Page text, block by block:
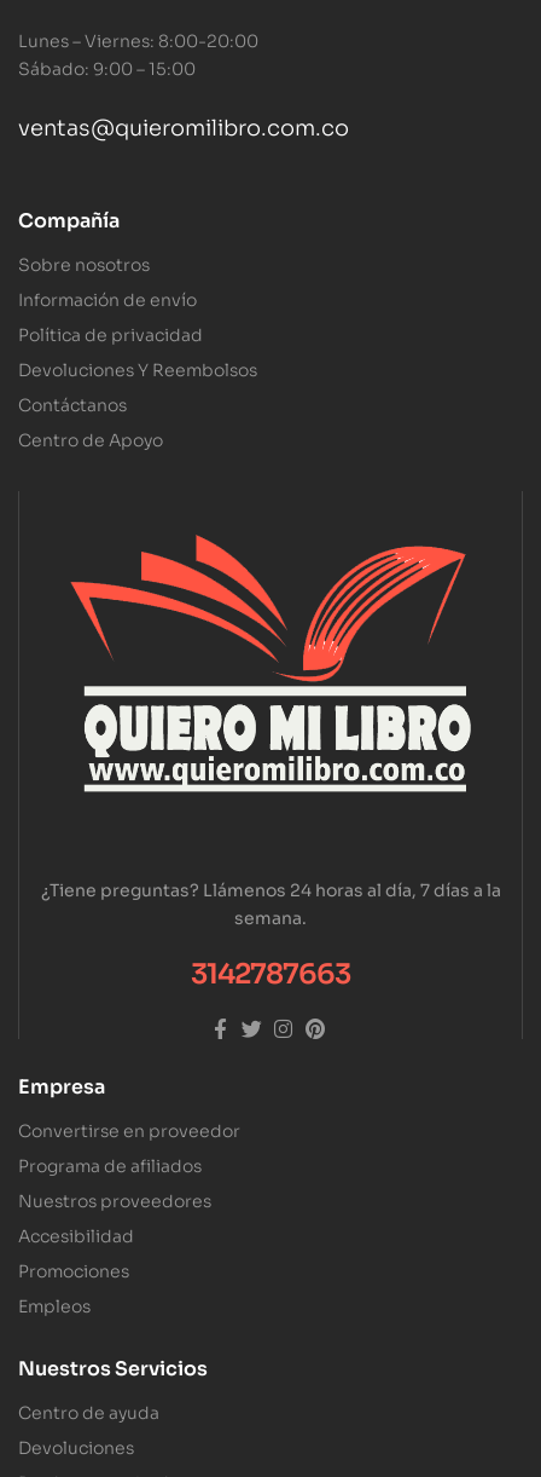
Lunes – Viernes: 8:00-20:00
Sábado: 9:00 – 15:00
ventas@quieromilibro.com.co
Compañía
Sobre nosotros
Información de envío
Política de privacidad
Devoluciones Y Reembolsos
Contáctanos
Centro de Apoyo
¿Tiene preguntas? Llámenos 24 horas al día, 7 días a la
semana.
3142787663
Empresa
Convertirse en proveedor
Programa de afiliados
Nuestros proveedores
Accesibilidad
Promociones
Empleos
Nuestros Servicios
Centro de ayuda
Devoluciones